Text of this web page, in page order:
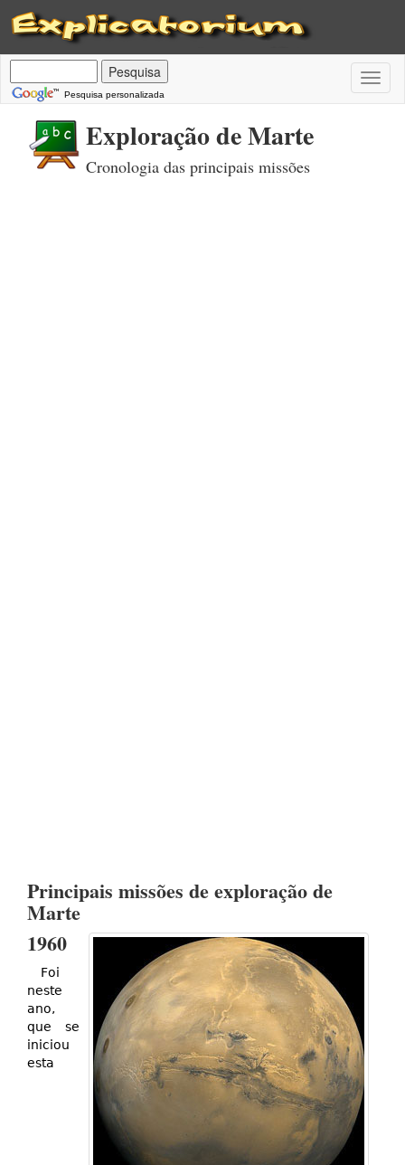
Pesquisa personalizada
Exploração de Marte
Cronologia das principais missões
Principais missões de exploração de
Marte
1960
Foi
neste
ano,
que se
iniciou
esta